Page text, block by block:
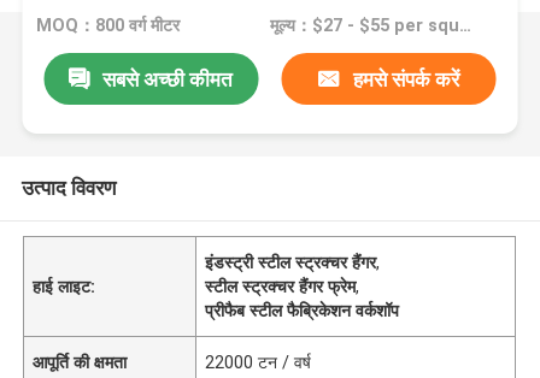
MOQ：800 वर्ग मीटर मूल्य：$27 - $55 per square meter
सबसे अच्छी कीमत हमसे संपर्क करें
उत्पाद विवरण
हाई लाइट:
इंडस्ट्री स्टील स्ट्रक्चर हैंगर,
स्टील स्ट्रक्चर हैंगर फ्रेम,
प्रीफैब स्टील फैब्रिकेशन वर्कशॉप
आपूर्ति की क्षमता 22000 टन / वर्ष